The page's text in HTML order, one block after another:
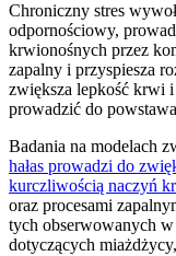
Chroniczny stres
odpornościowy,
krwionośnych przez
zapalny i przyspiesza
zwiększa lepkość krwi
prowadzić do
Badania na modelach
hałas prowadzi do
kurczliwością naczyń
oraz procesami
tych obserwowanych
dotyczących